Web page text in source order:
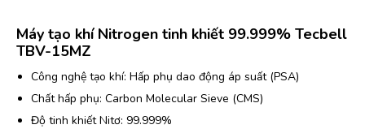
Máy tạo khí Nitrogen tinh khiết 99.999% Tecbell
TBV-15MZ
Công nghệ tạo khí: Hấp phụ dao động áp suất (PSA)
Chất hấp phụ: Carbon Molecular Sieve (CMS)
Độ tinh khiết Nitơ: 99.999%